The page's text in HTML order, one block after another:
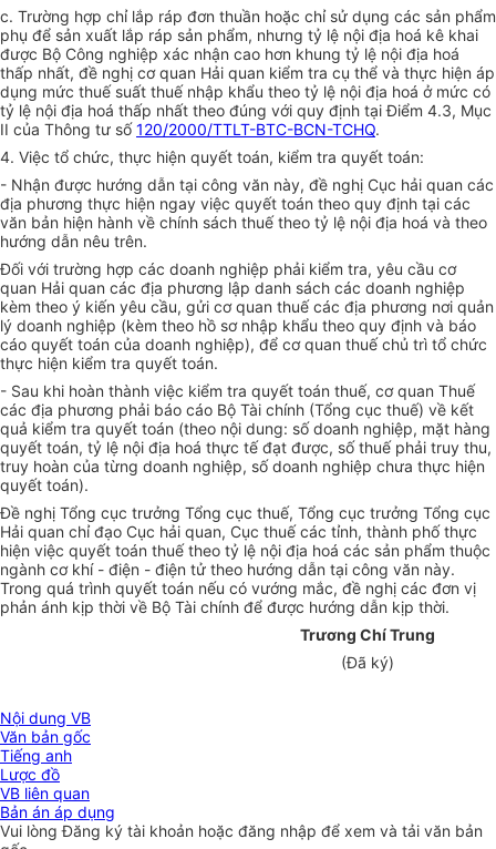
c. Trường hợp chỉ lắp ráp đơn thuần hoặc chỉ sử dụng các sản phẩm
phụ để sản xuất lắp ráp sản phẩm, nhưng tỷ lệ nội địa hoá kê khai
được Bộ Công nghiệp xác nhận cao hơn khung tỷ lệ nội địa hoá
thấp nhất, đề nghị cơ quan Hải quan kiểm tra cụ thể và thực hiện áp
dụng mức thuế suất thuế nhập khẩu theo tỷ lệ nội địa hoá ở mức có
tỷ lệ nội địa hoá thấp nhất theo đúng với quy định tại Điểm 4.3, Mục
II của Thông tư số120/2000/TTLT-BTC-BCN-TCHQ.
4. Việc tổ chức, thực hiện quyết toán, kiểm tra quyết toán:
- Nhận được hướng dẫn tại công văn này, đề nghị Cục hải quan các
địa phương thực hiện ngay việc quyết toán theo quy định tại các
văn bản hiện hành về chính sách thuế theo tỷ lệ nội địa hoá và theo
hướng dẫn nêu trên.
Đối với trường hợp các doanh nghiệp phải kiểm tra, yêu cầu cơ
quan Hải quan các địa phương lập danh sách các doanh nghiệp
kèm theo ý kiến yêu cầu, gửi cơ quan thuế các địa phương nơi quản
lý doanh nghiệp (kèm theo hồ sơ nhập khẩu theo quy định và báo
cáo quyết toán của doanh nghiệp), để cơ quan thuế chủ trì tổ chức
thực hiện kiểm tra quyết toán.
- Sau khi hoàn thành việc kiểm tra quyết toán thuế, cơ quan Thuế
các địa phương phải báo cáo Bộ Tài chính (Tổng cục thuế) về kết
quả kiểm tra quyết toán (theo nội dung: số doanh nghiệp, mặt hàng
quyết toán, tỷ lệ nội địa hoá thực tế đạt được, số thuế phải truy thu,
truy hoàn của từng doanh nghiệp, số doanh nghiệp chưa thực hiện
quyết toán).
Đề nghị Tổng cục trưởng Tổng cục thuế, Tổng cục trưởng Tổng cục
Hải quan chỉ đạo Cục hải quan, Cục thuế các tỉnh, thành phố thực
hiện việc quyết toán thuế theo tỷ lệ nội địa hoá các sản phẩm thuộc
ngành cơ khí - điện - điện tử theo hướng dẫn tại công văn này.
Trong quá trình quyết toán nếu có vướng mắc, đề nghị các đơn vị
phản ánh kịp thời về Bộ Tài chính để được hướng dẫn kịp thời.
Trương Chí Trung
(Đã ký)
Nội dung VB
Văn bản gốc
Tiếng anh
Lược đồ
VB liên quan
Bản án áp dụng
Vui lòngĐăng ký tài khoản hoặc đăng nhập để xem và tải văn bản